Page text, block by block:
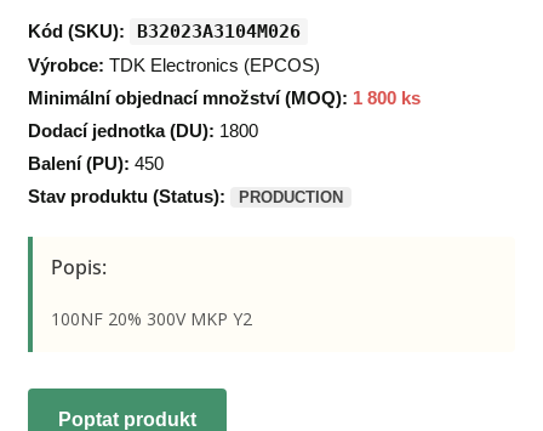
Kód (SKU): B32023A3104M026
Výrobce: TDK Electronics (EPCOS)
Minimální objednací množství (MOQ): 1 800 ks
Dodací jednotka (DU): 1800
Balení (PU): 450
Stav produktu (Status):
PRODUCTION
Popis:
100NF 20% 300V MKP Y2
Poptat produkt